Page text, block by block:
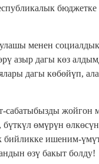
менен
азыр дагы көз
дагы көбөйүп,
сабатыбызды жойгон
өмүрүн
бийликке ишеним-
өзү бакыт болду!